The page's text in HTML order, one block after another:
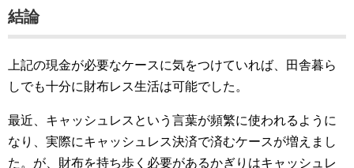
結論
上記の現金が必要なケースに気をつけていれば、田舎暮ら
しでも十分に財布レス生活は可能でした。
最近、キャッシュレスという言葉が頻繁に使われるように
なり、実際にキャッシュレス決済で済むケースが増えまし
た。が、財布を持ち歩く必要があるかぎりはキャッシュレ